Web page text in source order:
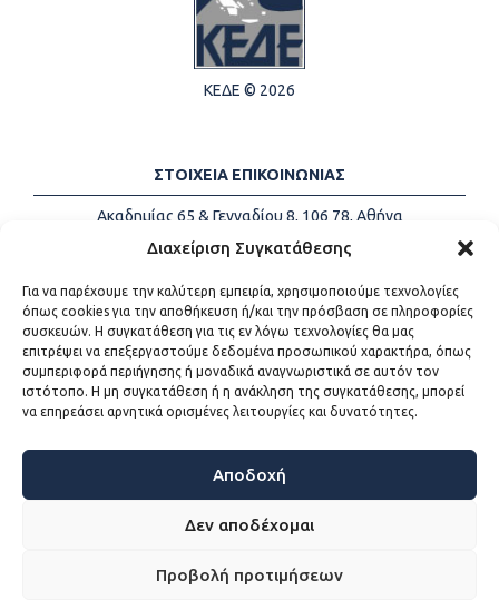
Διαχείριση Συγκατάθεσης
Για να παρέχουμε την καλύτερη εμπειρία, χρησιμοποιούμε τεχνολογίες
όπως cookies για την αποθήκευση ή/και την πρόσβαση σε πληροφορίες
συσκευών. Η συγκατάθεση για τις εν λόγω τεχνολογίες θα μας
επιτρέψει να επεξεργαστούμε δεδομένα προσωπικού χαρακτήρα, όπως
συμπεριφορά περιήγησης ή μοναδικά αναγνωριστικά σε αυτόν τον
ιστότοπο. Η μη συγκατάθεση ή η ανάκληση της συγκατάθεσης, μπορεί
να επηρεάσει αρνητικά ορισμένες λειτουργίες και δυνατότητες.
Αποδοχή
Δεν αποδέχομαι
Προβολή προτιμήσεων
ΚΕΔΕ © 2026
ΣΤΟΙΧΕΙΑ ΕΠΙΚΟΙΝΩΝΙΑΣ
Ακαδημίας 65 & Γενναδίου 8, 106 78, Αθήνα
Τηλέφωνα:
+30 213-2147500
Email:
info@kede.gr
ΧΡΗΣΙΜΟΙ ΣΥΝΔΕΣΜΟΙ
Η ΚΕΔΕ
Sitemap
Προσβασιμότητα
Όροι χρήσης
WEB DEVELOPMENT BY ΕΓΚΡΙΤΟΣ GROUP - ΣΥΝΕΡΓΑΣΙΑ Α.Ε.